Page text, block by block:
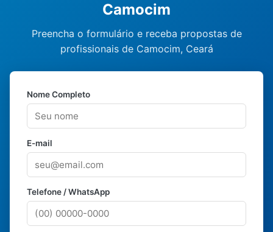
Camocim
Preencha o formulário e receba propostas de
profissionais de Camocim, Ceará
Nome Completo
E-mail
Telefone / WhatsApp